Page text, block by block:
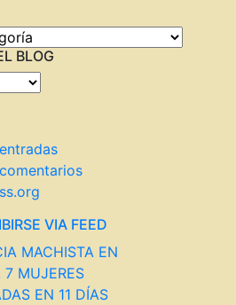
BLOG
VIA FEED
MACHISTA EN
7 MUJERES
EN 11 DÍAS